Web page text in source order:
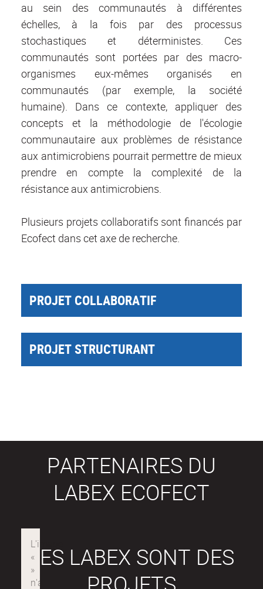
au sein des communautés à différentes
échelles, à la fois par des processus
stochastiques et déterministes. Ces
communautés sont portées par des macro-
organismes eux-mêmes organisés en
communautés (par exemple, la société
humaine). Dans ce contexte, appliquer des
concepts et la méthodologie de l'écologie
communautaire aux problèmes de résistance
aux antimicrobiens pourrait permettre de mieux
prendre en compte la complexité de la
résistance aux antimicrobiens.
Plusieurs projets collaboratifs sont financés par
Ecofect dans cet axe de recherche.
PROJET COLLABORATIF
PROJET STRUCTURANT
PARTENAIRES DU
LABEX ECOFECT
LES LABEX SONT DES